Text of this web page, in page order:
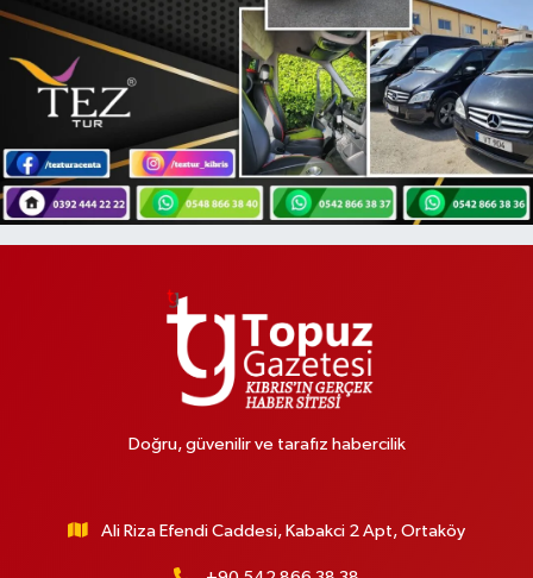
Doğru, güvenilir ve tarafız habercilik
Ali Riza Efendi Caddesi, Kabakci 2 Apt, Ortaköy